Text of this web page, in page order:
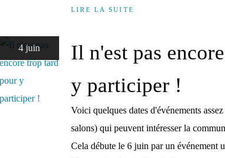
LIRE LA SUITE
4 juin
Il n'est pas
y participer !
Voici quelques dates d'événements
salons) qui peuvent intéresser la
Cela débute le 6 juin par un événement